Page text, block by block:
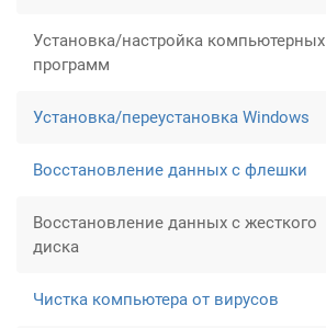
Установка/настройка компьютерных
программ
Установка/переустановка Windows
Восстановление данных с флешки
Восстановление данных с жесткого
диска
Чистка компьютера от вирусов